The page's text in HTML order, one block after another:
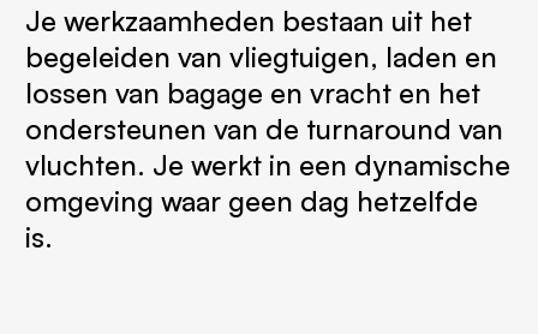
Je werkzaamheden bestaan uit het
begeleiden van vliegtuigen, laden en
lossen van bagage en vracht en het
ondersteunen van de turnaround van
vluchten. Je werkt in een dynamische
omgeving waar geen dag hetzelfde
is.